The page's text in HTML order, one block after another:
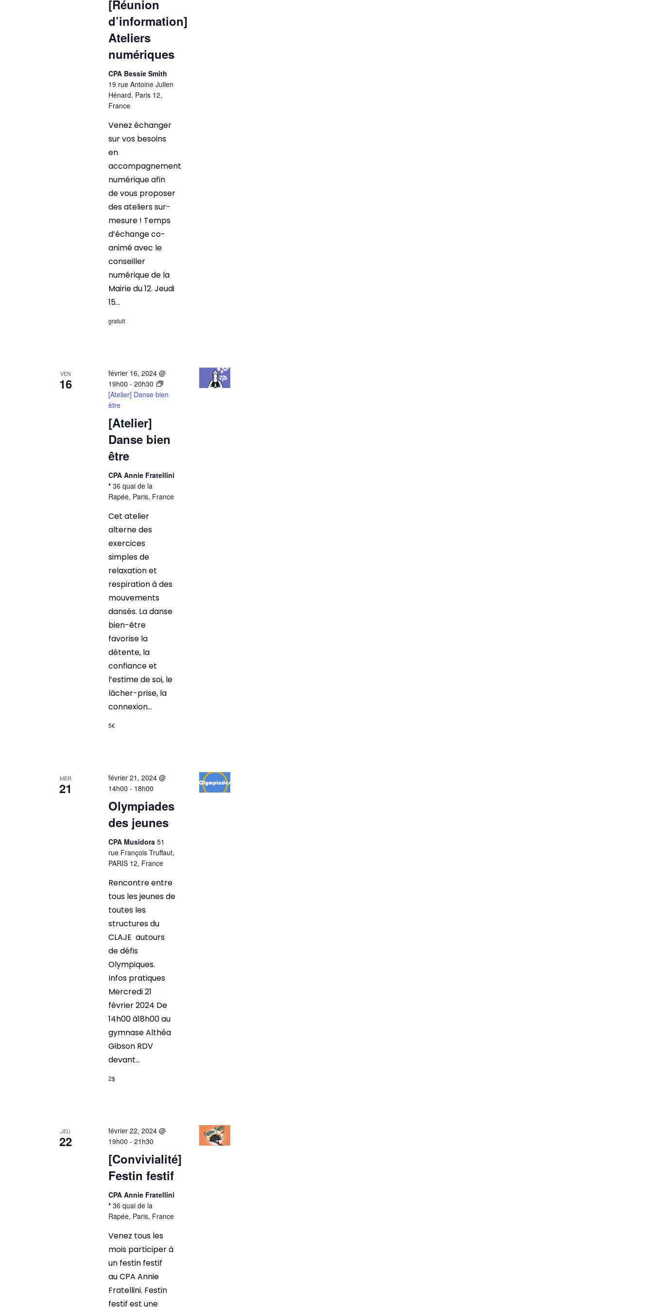
[Réunion
d’information]
Ateliers
numériques
CPA Bessie Smith
19 rue Antoine Julien
Hénard, Paris 12,
France
Venez échanger
sur vos besoins
en
accompagnement
numérique afin
de vous proposer
des ateliers sur-
mesure ! Temps
d’échange co-
animé avec le
conseiller
numérique de la
Mairie du 12. Jeudi
15...
gratuit
VEN
16
[Atelier]
Danse bien
être
février 16, 2024 @
19h00 -20h30
[Atelier] Danse bien
être
CPA Annie Fratellini
*36 quai de la
Rapée, Paris, France
Cet atelier
alterne des
exercices
simples de
relaxation et
respiration à des
mouvements
dansés. La danse
bien-être
favorise la
détente, la
confiance et
l’estime de soi, le
lâcher-prise, la
connexion...
5€
MER
21
Olympiades
des jeunes
février 21, 2024 @
14h00 - 18h00
CPA Musidora51
rue François Truffaut,
PARIS 12, France
Rencontre entre
tous les jeunes de
toutes les
structures du
CLAJE autours
de défis
Olympiques.
Infos pratiques
Mercredi 21
février 2024 De
14h00 à18h00 au
gymnase Althéa
Gibson RDV
devant...
2$
JEU
22
[Convivialité]
Festin festif
février 22, 2024 @
19h00 -21h30
CPA Annie Fratellini
*36 quai de la
Rapée, Paris, France
Venez tous les
mois participer à
un festin festif
au CPA Annie
Fratellini. Festin
festif est une